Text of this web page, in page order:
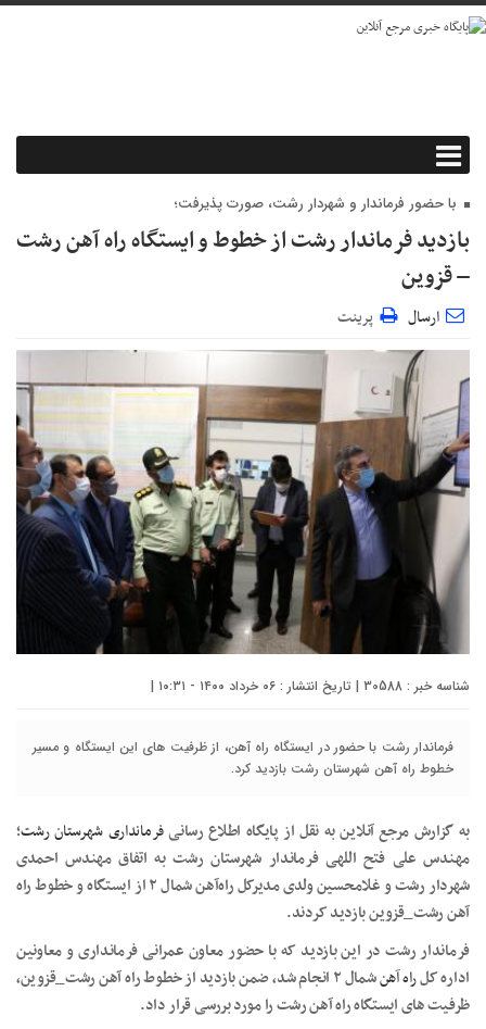
با حضور فرماندار و شهردار رشت، صورت پذیرفت؛
بازدید فرماندار رشت از خطوط و ایستگاه راه آهن رشت
– قزوین
ارسال پرینت
شناسه خبر : 30588 | تاریخ انتشار : ۰۶ خرداد ۱۴۰۰ - ۱۰:۳۱ |
فرماندار رشت با حضور در ایستگاه راه آهن‌، از ظرفیت های این ایستگاه و مسیر
خطوط راه آهن شهرستان رشت بازدید کرد.
به گزارش مرجع آنلاین به نقل از پایگاه اطلاع رسانیفرمانداری شهرستان رشت؛
مهندس علی فتح اللهی فرماندار شهرستان رشت به اتفاق مهندس احمدی
شهردار رشت و غلامحسین ولدی مدیرکل راه‌آهن شمال ۲ از ایستگاه و خطوط راه
آهن رشت_قزوین بازدید‌ کردند.
فرماندار رشت در این بازدید که با حضور معاون عمرانی فرمانداری و معاونین
اداره کلراه آهن
شمال ۲ انجام شد، ضمن بازدید از خطوط راه آهن رشت_قزوین‌،
ظرفیت های ایستگاه راه آهن رشت را مورد بررسی قرار داد.